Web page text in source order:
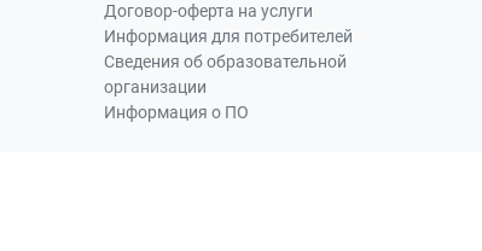
Договор-оферта на услуги
Информация для потребителей
Сведения об образовательной
организации
Информация о ПО